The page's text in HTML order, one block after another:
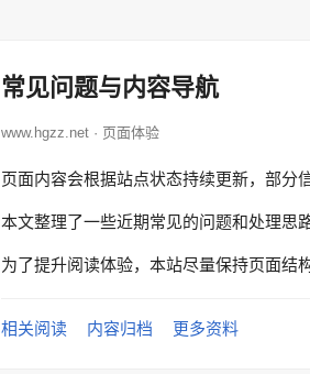
常见问题与内容导航
www.hgzz.net · 页面体验
页面内容会根据站点状态持续更新，部分
本文整理了一些近期常见的问题和处理思
为了提升阅读体验，本站尽量保持页面结
相关阅读 内容归档 更多资料